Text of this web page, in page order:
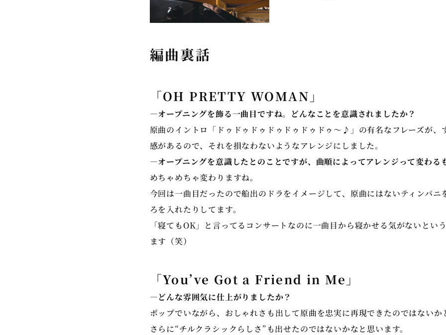
「浅田舞&真央 スケーティング・ミュージック
ァイナルファンタ ジーPIANO OPERA I / II /
ーとの共演、映画・TVコマーシャル音楽のピアノ
ギュアスケートの 浅田真央選手がプログラムに使
NHK朝の連続テレビ 小説「梅ちゃん先生」の演奏
2006年 ポーランド大使館でショパン作品を演奏
年記念・NHKカルチャー主催のワルシャワ交流祭
講演会「ショパンとその時代」に出演 2012年 スペ
年・2016年「ピアノ・オペラ ファイナルファンタ
2018年 東京白寿ホールにて、中山博之個展を開催
ク2020の開会式において、オーケストラ編曲した
ー""勝利のファンファーレ""が使用された。2022
ラジオ第2において、芸術その魅力「19世紀パリ音
にわたり放送される。2023年2月シンガポールにて
編曲裏話
「OH PRETTY WOMAN」
―オープニングを飾る一曲目ですね。どんなことを意識されましたか？
原曲のイントロ「ドゥドゥドゥドゥドゥドゥドゥ〜♪」の有名なフレーズが、
感があるので、それを損なわないようなアレンジにしました。
―オープニングを意識したとのことですが、曲順によってアレンジって変わる
めちゃめちゃ変わりますね。
今回は一曲目だったので船出のドラをイメージして、原曲にはないティンパニ
ろを入れたりしてます。
「寝てもOK」と言ってるコンサートなのに一曲目から寝かせる気がないとい
ます（笑）
「You’ve Got a Friend in Me」
―どんな雰囲気に仕上がりましたか？
ポップでいながら、おしゃれさも出して原曲を忠実に再現できたのではないか
さらに“チルクラシックらしさ”も出せたのではないかなと思います。